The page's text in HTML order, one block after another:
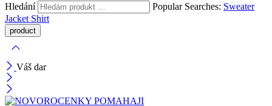
Hledání Popular Searches: Sweater
Jacket Shirt
Váš dar